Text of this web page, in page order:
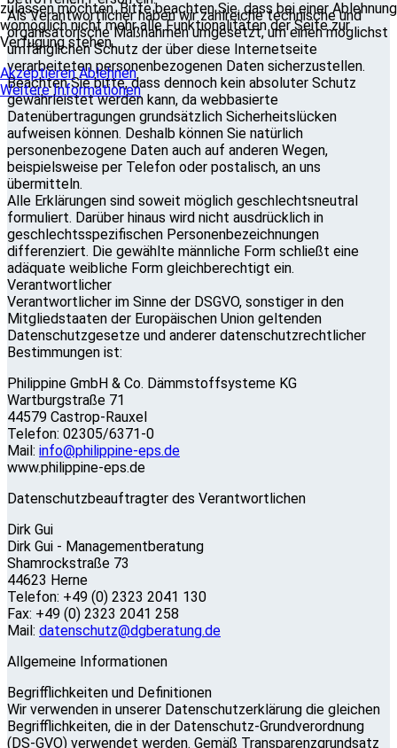
Als Verantwortlicher haben wir zahlreiche technische und
organisatorische Maßnahmen umgesetzt, um einen möglichst
umfänglichen Schutz der über diese Internetseite
verarbeiteten personenbezogenen Daten sicherzustellen.
Beachten Sie bitte, dass dennoch kein absoluter Schutz
gewährleistet werden kann, da webbasierte
Datenübertragungen grundsätzlich Sicherheitslücken
aufweisen können. Deshalb können Sie natürlich
personenbezogene Daten auch auf anderen Wegen,
beispielsweise per Telefon oder postalisch, an uns
übermitteln.
Alle Erklärungen sind soweit möglich geschlechtsneutral
formuliert. Darüber hinaus wird nicht ausdrücklich in
geschlechtsspezifischen Personenbezeichnungen
differenziert. Die gewählte männliche Form schließt eine
adäquate weibliche Form gleichberechtigt ein.
Verantwortlicher
Verantwortlicher im Sinne der DSGVO, sonstiger in den
Mitgliedstaaten der Europäischen Union geltenden
Datenschutzgesetze und anderer datenschutzrechtlicher
Bestimmungen ist:
Philippine GmbH & Co. Dämmstoffsysteme KG
Wartburgstraße 71
44579 Castrop-Rauxel
Telefon: 02305/6371-0
Mail: info@philippine-eps.de
www.philippine-eps.de
Datenschutzbeauftragter des Verantwortlichen
Dirk Gui
Dirk Gui - Managementberatung
Shamrockstraße 73
44623 Herne
Telefon: +49 (0) 2323 2041 130
Fax: +49 (0) 2323 2041 258
Mail: datenschutz@dgberatung.de
Allgemeine Informationen
Begrifflichkeiten und Definitionen
Wir verwenden in unserer Datenschutzerklärung die gleichen
Begrifflichkeiten, die in der Datenschutz-Grundverordnung
(DS-GVO) verwendet werden. Gemäß Transparenzgrundsatz
zulassen möchten. Bitte beachten Sie, dass bei einer Ablehnung
womöglich nicht mehr alle Funktionalitäten der Seite zur
Verfügung stehen.
Akzeptieren Ablehnen
Weitere Informationen